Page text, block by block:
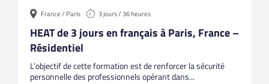
France / Paris 3 jours / 36 heures
HEAT de 3 jours en français à Paris, France –
Résidentiel
L’objectif de cette formation est de renforcer la sécurité
personnelle des professionnels opérant dans...